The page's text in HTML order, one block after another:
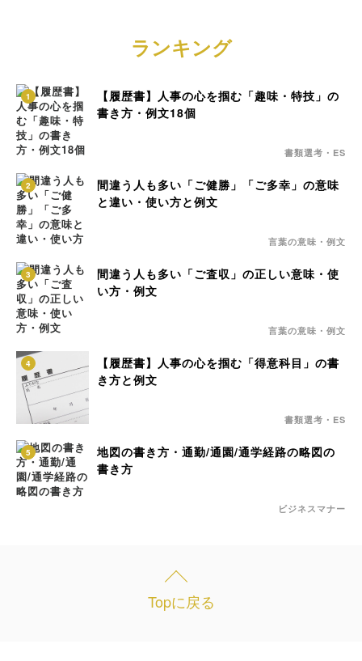
ランキング
1
【履歴書】人事の心を掴む「趣味・特技」の
書き方・例文18個
書類選考・ES
2
間違う人も多い「ご健勝」「ご多幸」の意味
と違い・使い方と例文
言葉の意味・例文
3
間違う人も多い「ご査収」の正しい意味・使
い方・例文
言葉の意味・例文
4
【履歴書】人事の心を掴む「得意科目」の書
き方と例文
書類選考・ES
5
地図の書き方・通勤/通園/通学経路の略図の
書き方
ビジネスマナー
Topに戻る